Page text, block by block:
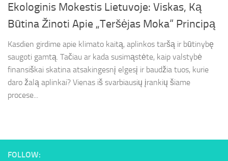
Ekologinis Mokestis Lietuvoje: Viskas, Ką
Būtina Žinoti Apie „Teršėjas Moka“ Principą
Kasdien girdime apie klimato kaitą, aplinkos taršą ir būtinybę
saugoti gamtą. Tačiau ar kada susimąstėte, kaip valstybė
finansiškai skatina atsakingesnį elgesį ir baudžia tuos, kurie
daro žalą aplinkai? Vienas iš svarbiausių įrankių šiame
procese...
FOLLOW: